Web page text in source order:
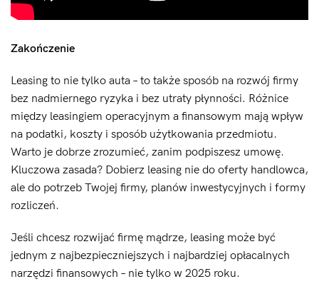
Zakończenie
Leasing to nie tylko auta – to także sposób na rozwój firmy
bez nadmiernego ryzyka i bez utraty płynności. Różnice
między leasingiem operacyjnym a finansowym mają wpływ
na podatki, koszty i sposób użytkowania przedmiotu.
Warto je dobrze zrozumieć, zanim podpiszesz umowę.
Kluczowa zasada? Dobierz leasing nie do oferty handlowca,
ale do potrzeb Twojej firmy, planów inwestycyjnych i formy
rozliczeń.
Jeśli chcesz rozwijać firmę mądrze, leasing może być
jednym z najbezpieczniejszych i najbardziej opłacalnych
narzędzi finansowych – nie tylko w 2025 roku.